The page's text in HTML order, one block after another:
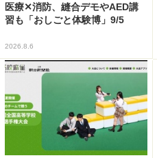
医療✕消防、縫合デモやAED講
習も「おしごと体験博」9/5
2026.8.6